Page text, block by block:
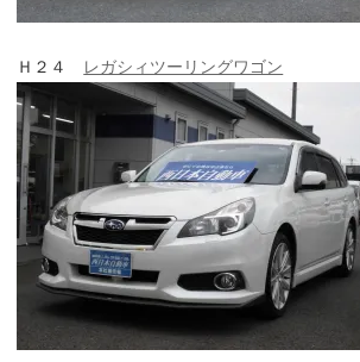
Ｈ２４ レガシィツーリングワゴン